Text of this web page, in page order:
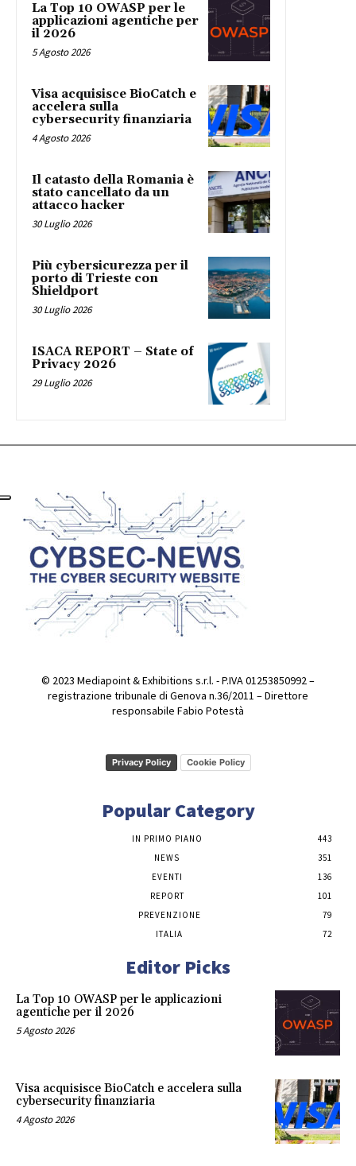
La Top 10 OWASP per le
applicazioni agentiche per
il 2026
5 Agosto 2026
Visa acquisisce BioCatch e
accelera sulla
cybersecurity finanziaria
4 Agosto 2026
Il catasto della Romania è
stato cancellato da un
attacco hacker
30 Luglio 2026
Più cybersicurezza per il
porto di Trieste con
Shieldport
30 Luglio 2026
ISACA REPORT – State of
Privacy 2026
29 Luglio 2026
© 2023 Mediapoint & Exhibitions s.r.l. - P.IVA 01253850992 –
registrazione tribunale di Genova n.36/2011 – Direttore
responsabile Fabio Potestà
Privacy Policy Cookie Policy
Popular Category
IN PRIMO PIANO
443
NEWS
351
EVENTI
136
REPORT
101
PREVENZIONE
79
ITALIA
72
Editor Picks
La Top 10 OWASP per le applicazioni
agentiche per il 2026
5 Agosto 2026
Visa acquisisce BioCatch e accelera sulla
cybersecurity finanziaria
4 Agosto 2026